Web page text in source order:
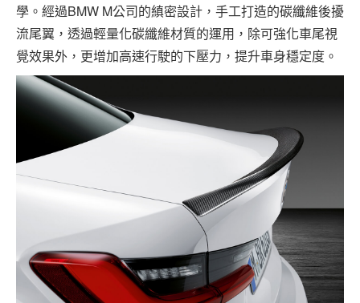
學。經過BMW M公司的縝密設計，手工打造的碳纖維後擾
流尾翼，透過輕量化碳纖維材質的運用，除可強化車尾視
覺效果外，更增加高速行駛的下壓力，提升車身穩定度。